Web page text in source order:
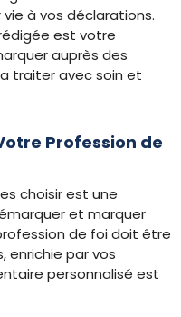
à vos déclarations.
est votre
auprès des
traiter avec soin et
Profession de
choisir est une
et marquer
de foi doit être
enrichie par vos
personnalisé est